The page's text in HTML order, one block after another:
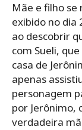
Mãe e filho
exibido no dia
ao descobrir
com Sueli,
casa de
apenas
personagem
por Jerônimo,
verdadeira